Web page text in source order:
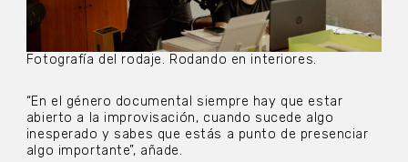
Fotografía del rodaje. Rodando en interiores.
“En el género documental siempre hay que estar
abierto a la improvisación, cuando sucede algo
inesperado y sabes que estás a punto de presenciar
algo importante”, añade.